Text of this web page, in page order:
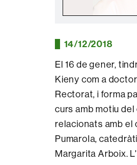
14/12/2018
El 16 de gener,
Kieny com a
Rectorat, i forma
curs amb motiu
relacionats amb el
Pumarola,
Margarita Arboix.